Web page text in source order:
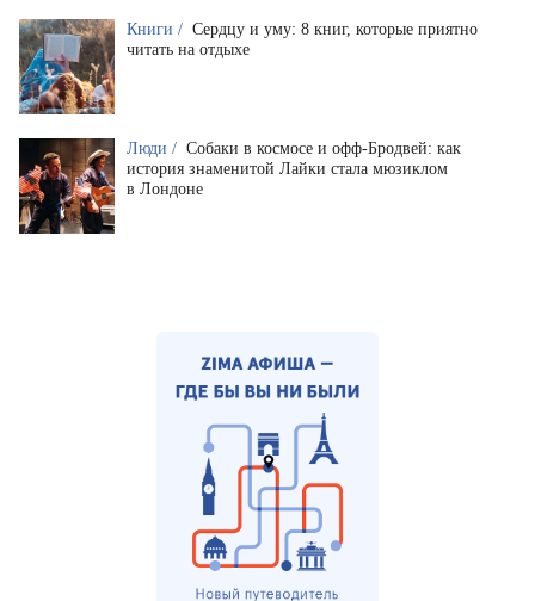
Книги / Сердцу и уму: 8 книг, которые приятно
читать на отдыхе
Люди / Собаки в космосе и офф-Бродвей: как
история знаменитой Лайки стала мюзиклом
в Лондоне